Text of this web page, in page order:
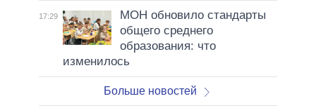
17:29
МОН обновило стандарты
общего среднего
образования: что
изменилось
Больше новостей